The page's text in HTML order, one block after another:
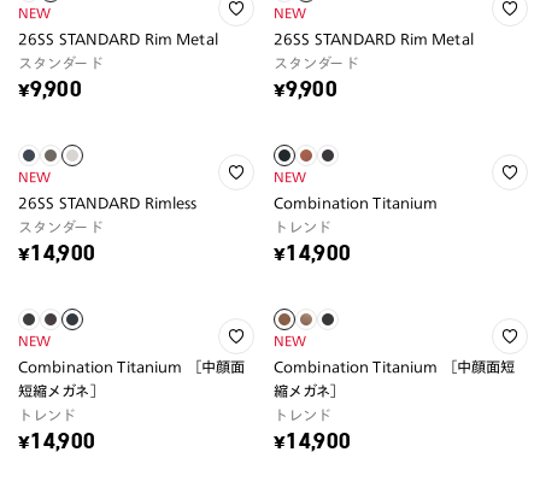
NEW
26SS STANDARD Rim Metal
スタンダード
¥9,900
NEW
26SS STANDARD Rim Metal
スタンダード
¥9,900
NEW
26SS STANDARD Rimless
スタンダード
¥14,900
NEW
Combination Titanium
トレンド
¥14,900
NEW
Combination Titanium ［中顔面
短縮メガネ］
トレンド
¥14,900
NEW
Combination Titanium ［中顔面短
縮メガネ］
トレンド
¥14,900